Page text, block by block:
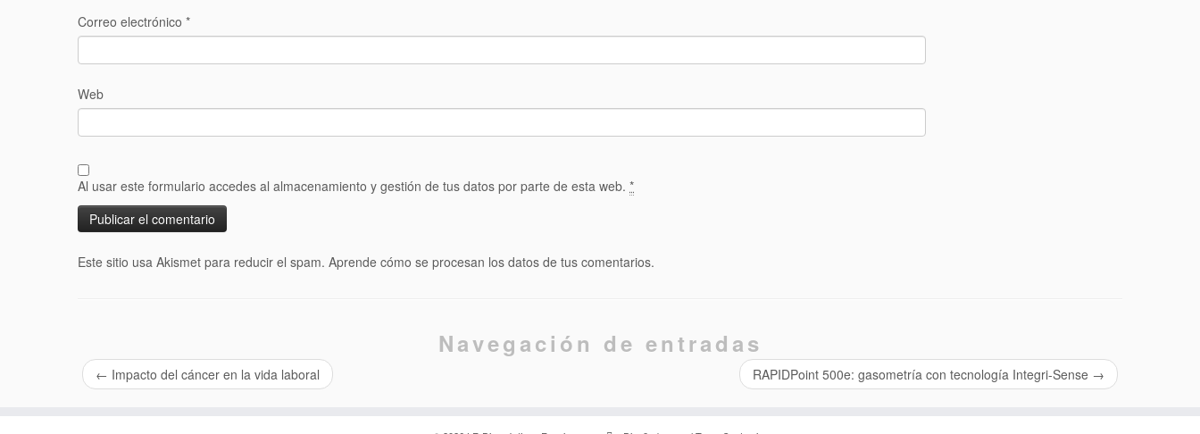
Correo electrónico *
Web
Al usar este formulario accedes al almacenamiento y gestión de tus datos por parte de esta web. *
Este sitio usa Akismet para reducir el spam. Aprende cómo se procesan los datos de tus comentarios.
Navegación de entradas
← Impacto del cáncer en la vida laboral RAPIDPoint 500e: gasometría con tecnología Integri-Sense →